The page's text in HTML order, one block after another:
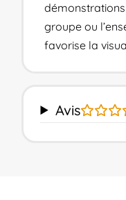
groupe ou
favorise la
Avis